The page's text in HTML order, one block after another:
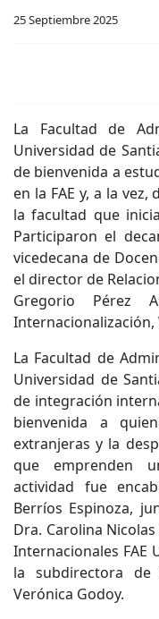
25 Septiembre 2025
La Facultad de
Universidad de
de bienvenida a
en la FAE y, a la
la facultad que
Participaron el
vicedecana de
el director de
Gregorio Pérez
Internacionalización,
La Facultad de
Universidad de
de integración
bienvenida a
extranjeras y la
que emprenden
actividad fue
Berríos Espinoza,
Dra. Carolina
Internacionales FAE
la subdirectora de
Verónica Godoy.